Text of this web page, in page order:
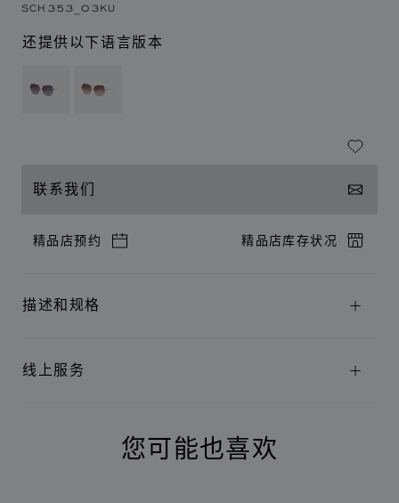
SCH353_03KU
还提供以下语言版本
联系我们
精品店预约 精品店库存状况
描述和规格
线上服务
您可能也喜欢